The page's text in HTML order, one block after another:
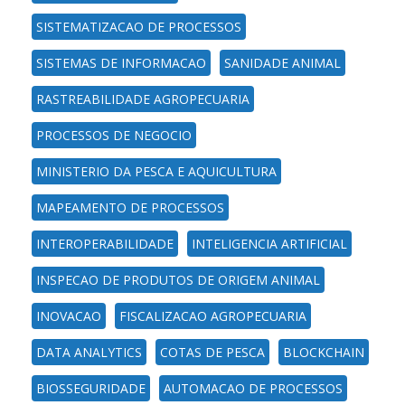
SISTEMATIZACAO DE PROCESSOS
SISTEMAS DE INFORMACAO SANIDADE ANIMAL
RASTREABILIDADE AGROPECUARIA
PROCESSOS DE NEGOCIO
MINISTERIO DA PESCA E AQUICULTURA
MAPEAMENTO DE PROCESSOS
INTEROPERABILIDADE INTELIGENCIA ARTIFICIAL
INSPECAO DE PRODUTOS DE ORIGEM ANIMAL
INOVACAO FISCALIZACAO AGROPECUARIA
DATA ANALYTICS COTAS DE PESCA BLOCKCHAIN
BIOSSEGURIDADE AUTOMACAO DE PROCESSOS